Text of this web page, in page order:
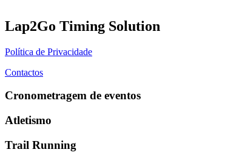
Lap2Go Timing Solution
Política de Privacidade
Contactos
Cronometragem de eventos
Atletismo
Trail Running